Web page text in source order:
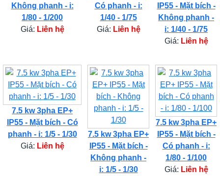
Không phanh - i:
1/80 - 1/200
Giá: Liên hệ
Có phanh - i:
1/40 - 1/75
Giá: Liên hệ
IP55 - Mặt bích -
Không phanh -
i: 1/40 - 1/75
Giá: Liên hệ
7.5 kw 3pha EP+
IP55 - Mặt bích - Có
phanh - i: 1/5 - 1/30
Giá: Liên hệ
7.5 kw 3pha EP+
IP55 - Mặt bích -
Không phanh -
i: 1/5 - 1/30
7.5 kw 3pha EP+
IP55 - Mặt bích -
Có phanh - i:
1/80 - 1/100
Giá: Liên hệ